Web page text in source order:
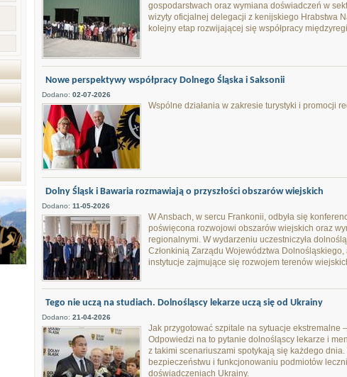
gospodarstwach oraz wymiana doświadczeń w
wizyty oficjalnej delegacji z kenijskiego Hrabstwa
kolejny etap rozwijającej się współpracy
Nowe perspektywy współpracy Dolnego Śląska i Saksonii
Dodano: 02-07-2026
Wspólne działania w zakresie turystyki i promocji
Dolny Śląsk i Bawaria rozmawiają o przyszłości obszarów wiejskich
Dodano: 11-05-2026
W Ansbach, w sercu Frankonii, odbyła się
poświęcona rozwojowi obszarów wiejskich oraz
regionalnymi. W wydarzeniu uczestniczyła
Członkinią Zarządu Województwa
instytucje zajmujące się rozwojem terenów
Tego nie uczą na studiach. Dolnośląscy lekarze uczą się od Ukrainy
Dodano: 21-04-2026
Jak przygotować szpitale na sytuacje ekstremalne
Odpowiedzi na to pytanie dolnośląscy lekarze i
z takimi scenariuszami spotykają się każdego
bezpieczeństwu i funkcjonowaniu podmiotów
doświadczeniach Ukrainy.